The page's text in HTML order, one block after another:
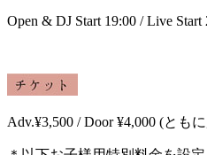
Open & DJ Start 19:00 / Live Start
Adv.¥3,500 / Door ¥4,000 (とも